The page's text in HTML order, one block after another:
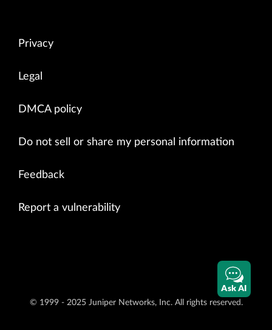
Privacy
Legal
DMCA policy
Do not sell or share my personal information
Feedback
Report a vulnerability
© 1999 - 2025 Juniper Networks, Inc. All rights reserved.
Ask AI